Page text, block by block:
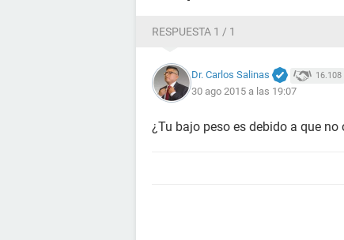
RESPUESTA 1 / 1
Dr. Carlos Salinas 16.108
30 ago 2015 a las 19:07
¿Tu bajo peso es debido a que